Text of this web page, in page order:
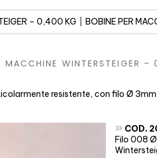
– 0,400 KG BOBINE PER
MACCHINE WINTERSTEIGER
resistente, con filo Ø
» COD.
Filo 008